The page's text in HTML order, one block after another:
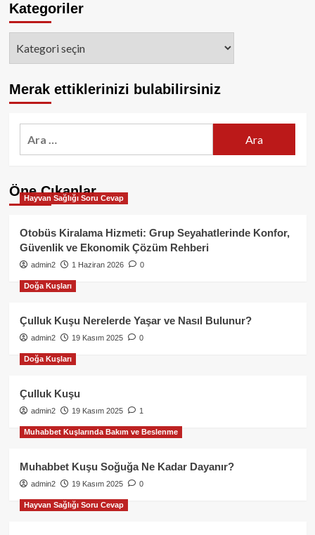
Kategoriler
Merak ettiklerinizi bulabilirsiniz
Öne Çıkanlar
Hayvan Sağlığı Soru Cevap
Otobüs Kiralama Hizmeti: Grup Seyahatlerinde Konfor,
Güvenlik ve Ekonomik Çözüm Rehberi
admin2 1 Haziran 2026 0
Doğa Kuşları
Çulluk Kuşu Nerelerde Yaşar ve Nasıl Bulunur?
admin2 19 Kasım 2025 0
Doğa Kuşları
Çulluk Kuşu
admin2 19 Kasım 2025 1
Muhabbet Kuşlarında Bakım ve Beslenme
Muhabbet Kuşu Soğuğa Ne Kadar Dayanır?
admin2 19 Kasım 2025 0
Hayvan Sağlığı Soru Cevap